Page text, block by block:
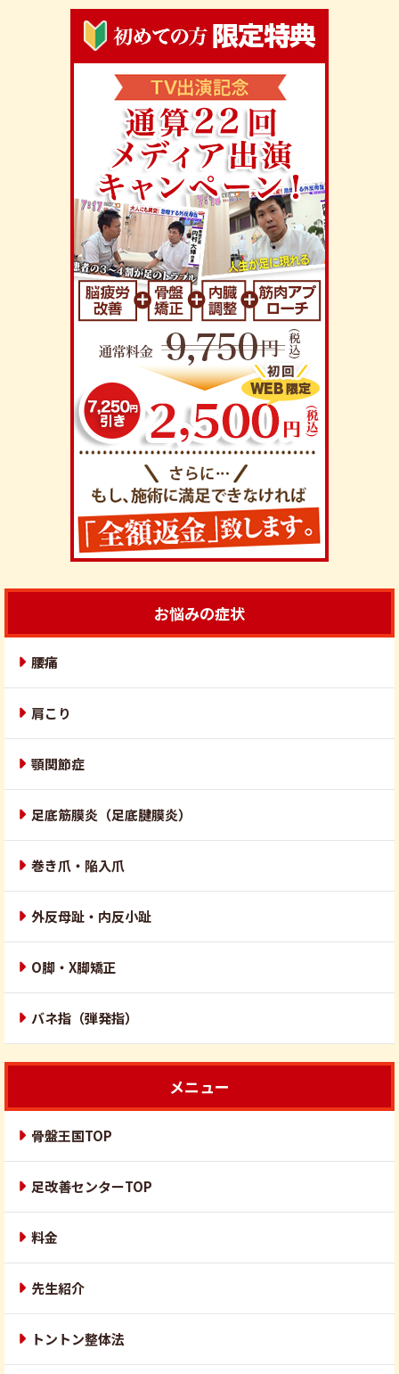
お悩みの症状
腰痛
肩こり
顎関節症
足底筋膜炎（足底腱膜炎）
巻き爪・陥入爪
外反母趾・内反小趾
O脚・X脚矯正
バネ指（弾発指）
メニュー
骨盤王国TOP
足改善センターTOP
料金
先生紹介
トントン整体法